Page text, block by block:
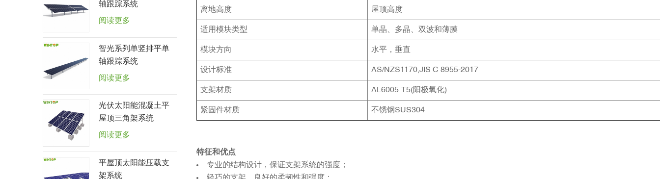
离地高度 屋顶高度
适用模块类型 单晶、多晶、双波和薄膜
模块方向 水平，垂直
设计标准 AS/NZS1170,JIS C 8955-2017
支架材质 AL6005-T5(阳极氧化)
紧固件材质 不锈钢SUS304
特征和优点
专业的结构设计，保证支架系统的强度；
轴跟踪系统
阅读更多
智光系列单竖排平单
轴跟踪系统
阅读更多
光伏太阳能混凝土平
屋顶三角架系统
阅读更多
平屋顶太阳能压载支
架系统